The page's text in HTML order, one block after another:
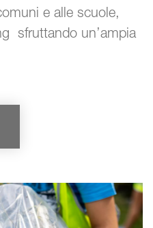
e alle scuole,
sfruttando un’ampia